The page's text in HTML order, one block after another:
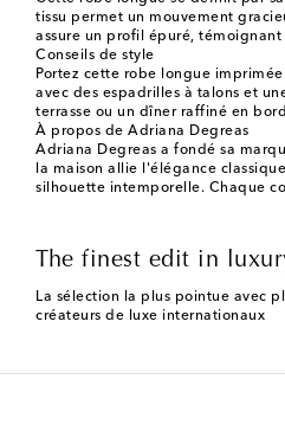
tissu permet un mouvement
assure un profil épuré,
Conseils de style
Portez cette robe longue
avec des espadrilles à talons et
terrasse ou un dîner raffiné en
À propos de Adriana Degreas
Adriana Degreas a fondé sa
la maison allie l'élégance
silhouette intemporelle. Chaque
The finest edit in
La sélection la plus pointue avec
créateurs de luxe internationaux